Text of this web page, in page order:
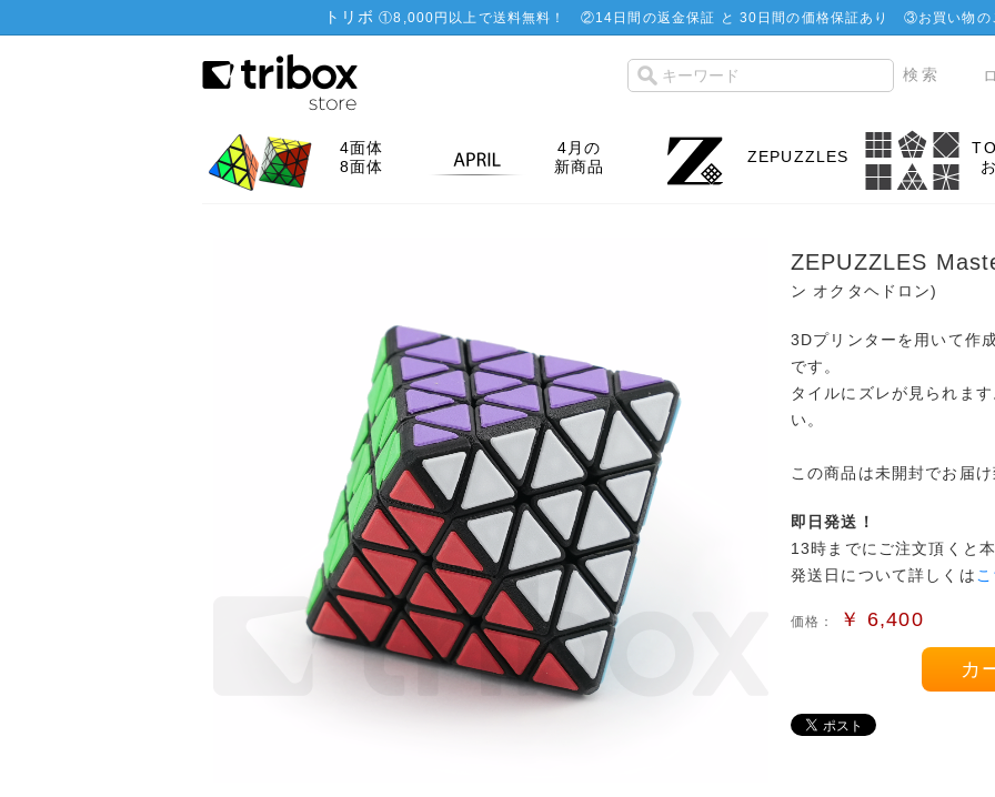
トリボ ①8,000円以上で送料無料！ ②14日間の返金保証 と 30日間の価格保証あり ③お買い物の
4面体
8面体
4月の
新商品
ZEPUZZLES
ZEPUZZLES
ン オクタヘドロン)
3Dプリンターを用いて作
です。
タイルにズレが見られま
い。
この商品は未開封でお届
即日発送！
13時までにご注文頂くと
発送日について詳しくは
価格： ￥ 6,400
カ